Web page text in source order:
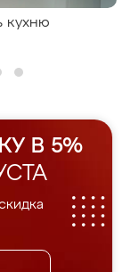
кухню
В 5%